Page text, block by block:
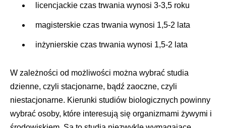
licencjackie czas trwania wynosi 3-3,5 roku
magisterskie czas trwania wynosi 1,5-2 lata
inżynierskie czas trwania wynosi 1,5-2 lata
W zależności od możliwości można wybrać studia
dzienne, czyli stacjonarne, bądź zaoczne, czyli
niestacjonarne. Kierunki studiów biologicznych powinny
wybrać osoby, które interesują się organizmami żywymi i